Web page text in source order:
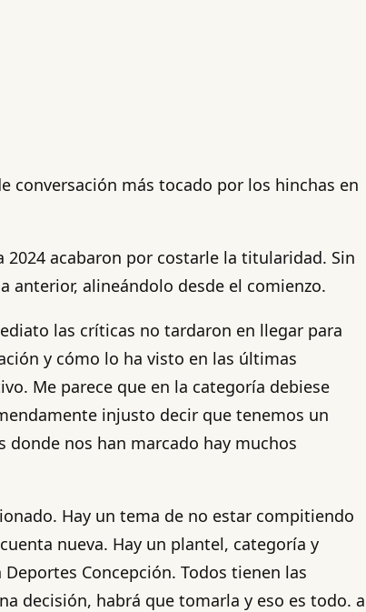
conversación más tocado por los hinchas en
acabaron por costarle la titularidad. Sin
anterior, alineándolo desde el comienzo.
las críticas no tardaron en llegar para
y cómo lo ha visto en las últimas
Me parece que en la categoría debiese
injusto decir que tenemos un
nos han marcado hay muchos
Hay un tema de no estar compitiendo
nueva. Hay un plantel, categoría y
Concepción. Todos tienen las
decisión, habrá que tomarla y eso es todo. a